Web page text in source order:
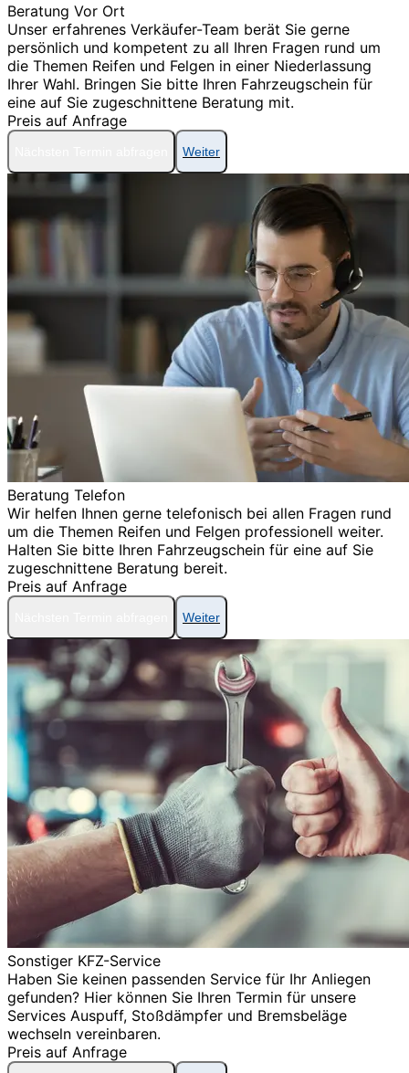
Beratung Vor Ort
Unser erfahrenes Verkäufer-Team berät Sie gerne
persönlich und kompetent zu all Ihren Fragen rund um
die Themen Reifen und Felgen in einer Niederlassung
Ihrer Wahl. Bringen Sie bitte Ihren Fahrzeugschein für
eine auf Sie zugeschnittene Beratung mit.
Preis auf Anfrage
Weiter
Beratung Telefon
Wir helfen Ihnen gerne telefonisch bei allen Fragen rund
um die Themen Reifen und Felgen professionell weiter.
Halten Sie bitte Ihren Fahrzeugschein für eine auf Sie
zugeschnittene Beratung bereit.
Preis auf Anfrage
Weiter
Sonstiger KFZ-Service
Haben Sie keinen passenden Service für Ihr Anliegen
gefunden? Hier können Sie Ihren Termin für unsere
Services Auspuff, Stoßdämpfer und Bremsbeläge
wechseln vereinbaren.
Preis auf Anfrage